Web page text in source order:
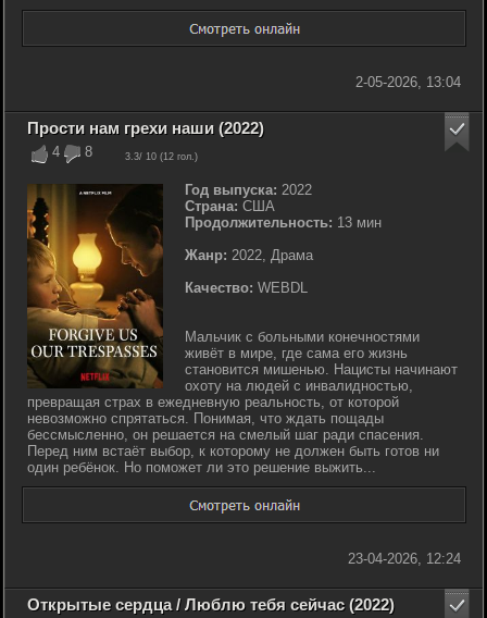
2-05-2026, 13:04
4 8 3.3/ 10 (12 гол.)
Прости нам грехи наши (2022)
Год выпуска: 2022
Страна: США
Продолжительность: 13 мин
Жанр: 2022, Драма
Качество: WEBDL
Мальчик с больными конечностями
живёт в мире, где сама его жизнь
становится мишенью. Нацисты начинают
охоту на людей с инвалидностью,
превращая страх в ежедневную реальность, от которой
невозможно спрятаться. Понимая, что ждать пощады
бессмысленно, он решается на смелый шаг ради спасения.
Перед ним встаёт выбор, к которому не должен быть готов ни
один ребёнок. Но поможет ли это решение выжить...
23-04-2026, 12:24
Открытые сердца / Люблю тебя сейчас (2022)